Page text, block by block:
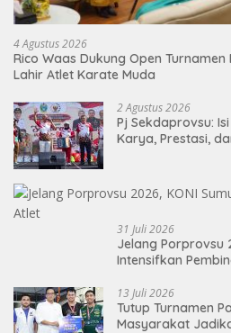
4 Agustus 2026
Rico Waas Dukung Open Turnamen
Lahir Atlet Karate Muda
2 Agustus 2026
Pj Sekdaprovsu:
Karya, Prestasi,
31 Juli 2026
Jelang Porprovsu
Intensifkan
13 Juli 2026
Tutup Turnamen
Masyarakat